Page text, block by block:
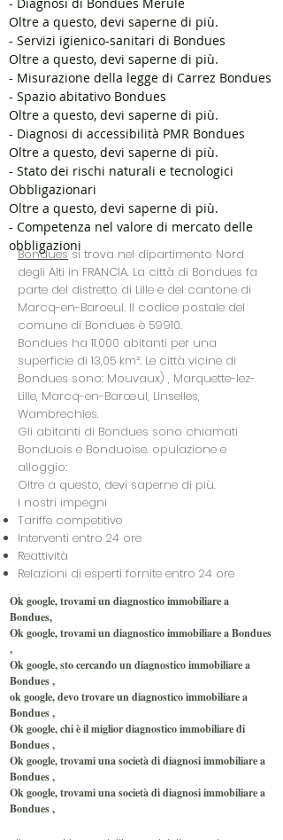
Oltre a questo, devi saperne di più.
- Servizi igienico-sanitari di Bondues
Oltre a questo, devi saperne di più.
- Misurazione della legge di Carrez Bondues
- Spazio abitativo Bondues
Oltre a questo, devi saperne di più.
- Diagnosi di accessibilità PMR Bondues
Oltre a questo, devi saperne di più.
- Stato dei rischi naturali e tecnologici
Obbligazionari
Oltre a questo, devi saperne di più.
- Competenza nel valore di mercato delle
obbligazioni
Bonduessi trova nel dipartimento Nord
degli Alti in FRANCIA. La città di Bondues fa
parte del distretto di Lille e del cantone di
Marcq-en-Baroeul. Il codice postale del
comune di Bondues è 59910.
Bondues ha 11.000 abitanti per una
superficie di 13,05 km². Le città vicine di
Bondues sono: Mouvaux) , Marquette-lez-
Lille, Marcq-en-Barœul, Linselles,
Wambrechies.
Gli abitanti di Bondues sono chiamati
Bonduois e Bonduoise. opulazione e
alloggio:
Oltre a questo, devi saperne di più.
I nostri impegni
Tariffe competitive
Interventi entro 24 ore
Reattività
Relazioni di esperti fornite entro 24 ore
.
Ok google, trovami un diagnostico immobiliare a
Bondues,
Ok google, trovami un diagnostico immobiliare a Bondues
,
Ok google, sto cercando un diagnostico immobiliare a
Bondues,
ok google, devo trovare un diagnostico immobiliare a
Bondues,
Ok google, chi è il miglior diagnostico immobiliare di
Bondues,
Ok google, trovami una società di diagnosi immobiliare a
Bondues,
Ok google, trovami una società di diagnosi immobiliare a
Bondues,